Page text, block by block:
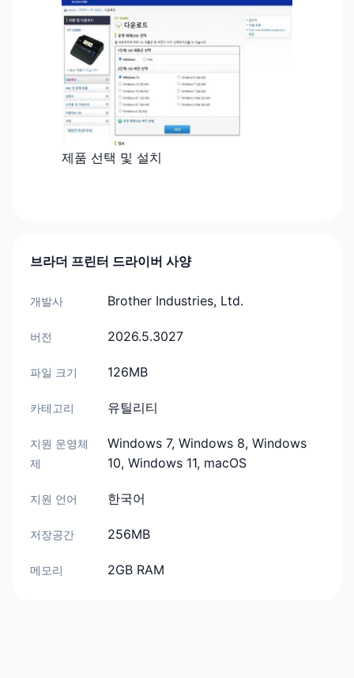
제품 선택 및 설치
브라더 프린터 드라이버 사양
개발사 Brother Industries, Ltd.
버전 2026.5.3027
파일 크기 126MB
카테고리 유틸리티
지원 운영체
제
Windows 7, Windows 8, Windows
10, Windows 11, macOS
지원 언어 한국어
저장공간 256MB
메모리 2GB RAM